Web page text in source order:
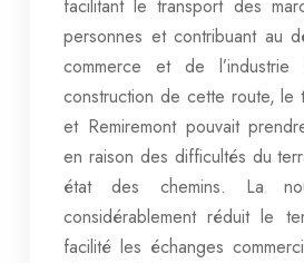
facilitant le transport des
personnes et contribuant au
commerce et de
construction de cette route, le
et Remiremont pouvait
en raison des difficultés du
état des chemins. La
considérablement réduit le
facilité les échanges